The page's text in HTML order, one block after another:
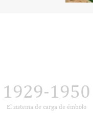
1929-1950
El sistema de carga de émbolo